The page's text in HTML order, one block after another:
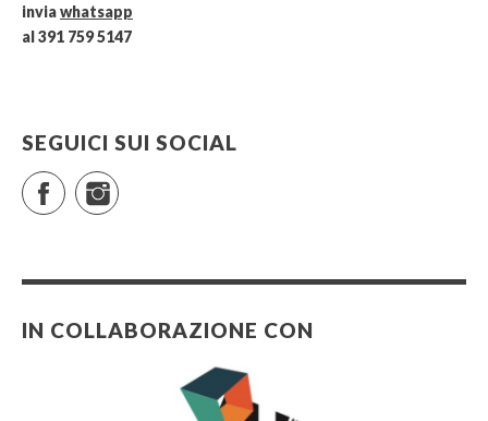
inviawhatsapp
al 391 759 5147
SEGUICI SUI SOCIAL
FacebookInstagram
IN COLLABORAZIONE CON